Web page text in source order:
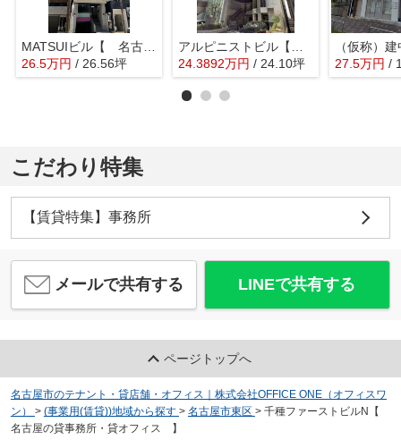
MATSUIビル【 名古屋の貸事務所・貸オフィス 】
26.5万円 / 26.56坪
24.3892万円 / 24.10坪 27.5万円 /
こだわり特集
【賃貸特集】事務所
メールで共有する LINEで共有する
ページトップへ
名古屋市のテナント・貸店舗・オフィス｜株式会社OFFICE ONE（オフィスワ
ン）
> (事業用(賃貸))地域から探す > 名古屋市東区 > 千種ファーストビルN【
名古屋の貸事務所・貸オフィス 】